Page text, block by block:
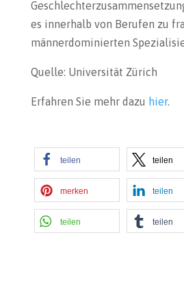
es innerhalb von Berufen zu
männerdominierten
Quelle: Universität Zürich
Erfahren Sie mehr dazu hier.
teilen teilen
merken teilen
teilen teilen